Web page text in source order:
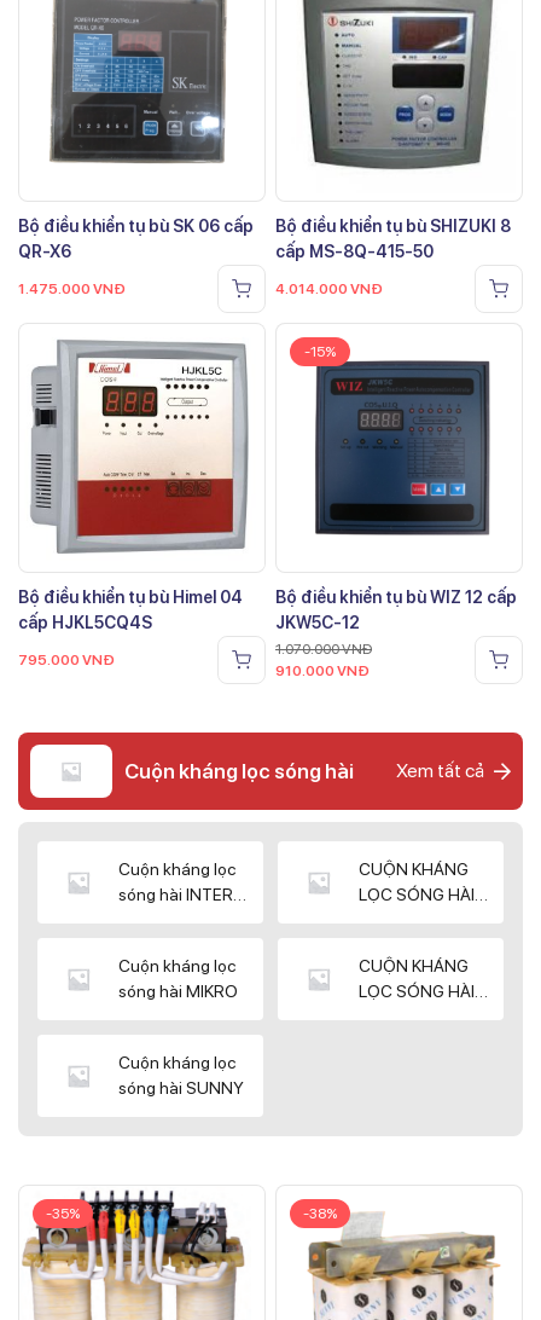
Bộ điều khiển tụ bù SK 06 cấp
QR-X6
1.475.000 VNĐ
Bộ điều khiển tụ bù SHIZUKI 8
cấp MS-8Q-415-50
4.014.000 VNĐ
Bộ điều khiển tụ bù Himel 04
cấp HJKL5CQ4S
795.000 VNĐ
-15%
Bộ điều khiển tụ bù WIZ 12 cấp
JKW5C-12
1.070.000VNĐ
910.000 VNĐ
Cuộn kháng lọc sóng hài Xem tất cả
Cuộn kháng lọc
sóng hài INTER
CUỘN KHÁNG
LỌC SÓNG HÀI
Cuộn kháng lọc
sóng hài MIKRO
CUỘN KHÁNG
LỌC SÓNG HÀI
Cuộn kháng lọc
sóng hài SUNNY
-35% -38%